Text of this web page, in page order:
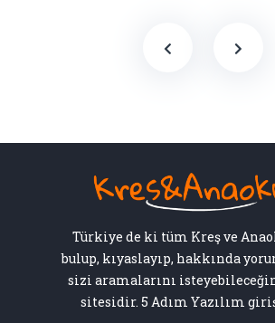
Türkiye de ki tüm Kreş ve
bulup, kıyaslayıp, hakkında
sizi aramalarını
sitesidir. 5 Adım Yazılım